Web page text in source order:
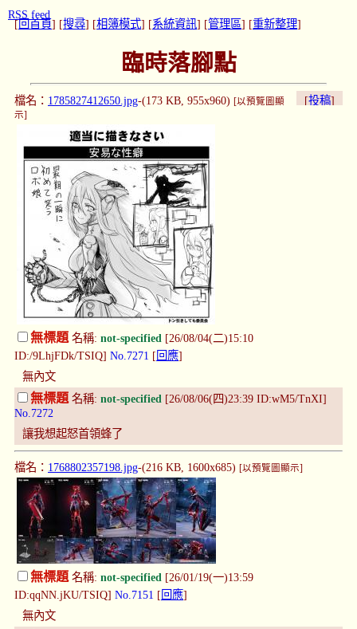
[回首頁] [搜尋] [相簿模式] [系統資訊] [管理區] [重新整理]
臨時落腳點
[投稿]
檔名： 1785827412650.jpg-(173 KB, 955x960)
[以預覽圖顯
示]
無標題名稱: not-specified [26/08/04(二)15:10
ID:/9LhjFDk/TSIQ] No.7271 [ 回應]
無內文
無標題 名稱: not-specified [26/08/06(四)23:39 ID:wM5/TnXI]
No.7272
讓我想起怒首領蜂了
檔名： 1768802357198.jpg-(216 KB, 1600x685) [以預覽圖顯示]
無標題名稱: not-specified [26/01/19(一)13:59
ID:qqNN.jKU/TSIQ] No.7151 [ 回應]
無內文
RSS feed